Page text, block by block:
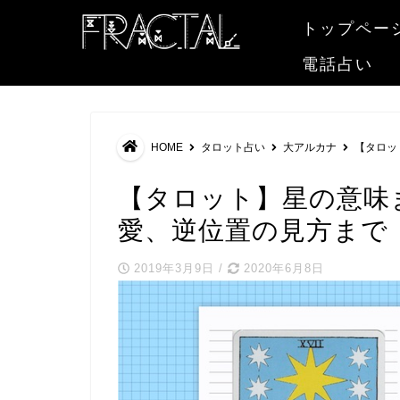
トップペー
電話占い
HOME タロット占い 大アルカナ 【タロ
【タロット】星の意
愛、逆位置の見方まで
2019年3月9日 / 2020年6月8日